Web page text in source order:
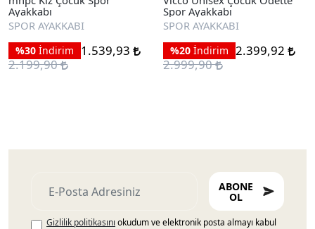
Ayakkabı
SPOR AYAKKABI
%30 İndirim
1.539,93
2.199,90
Spor Ayakkabı
SPOR AYAKKABI
%20 İndirim 2.399,92
2.999,90
ABONE
OL
Gizlilik politikasını okudum ve elektronik posta almayı kabul